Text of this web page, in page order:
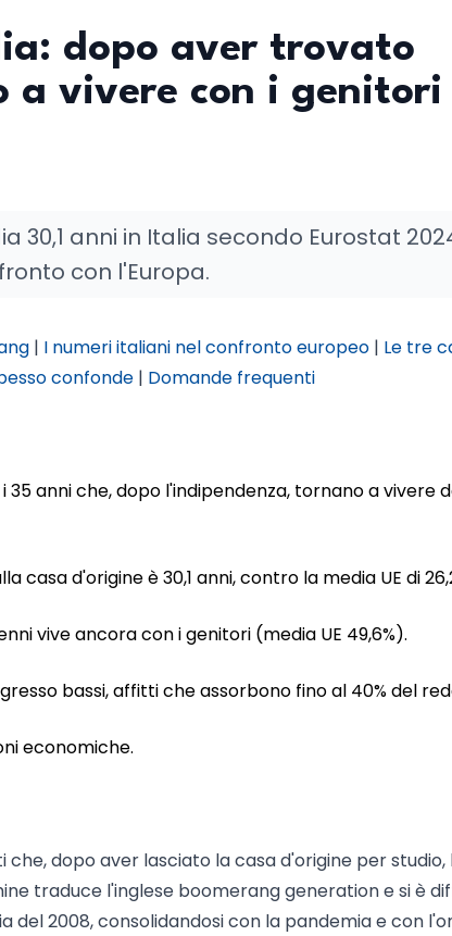
dopo aver trovato
a vivere con i genitori
30,1 anni in Italia secondo Eurostat
con l'Europa.
| I numeri italiani nel confronto europeo | Le tre
confonde | Domande frequenti
anni che, dopo l'indipendenza, tornano a vivere
casa d'origine è 30,1 anni, contro la media UE di
vive ancora con i genitori (media UE 49,6%).
bassi, affitti che assorbono fino al 40% del
economiche.
che, dopo aver lasciato la casa d'origine per studio,
traduce l'inglese boomerang generation e si è
2008, consolidandosi con la pandemia e con